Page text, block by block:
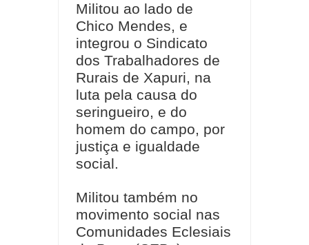
Militou ao lado de
Chico Mendes, e
integrou o Sindicato
dos Trabalhadores de
Rurais de Xapuri, na
luta pela causa do
seringueiro, e do
homem do campo, por
justiça e igualdade
social.
Militou também no
movimento social nas
Comunidades Eclesiais